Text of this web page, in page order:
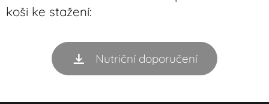
koši ke stažení:
Nutriční doporučení